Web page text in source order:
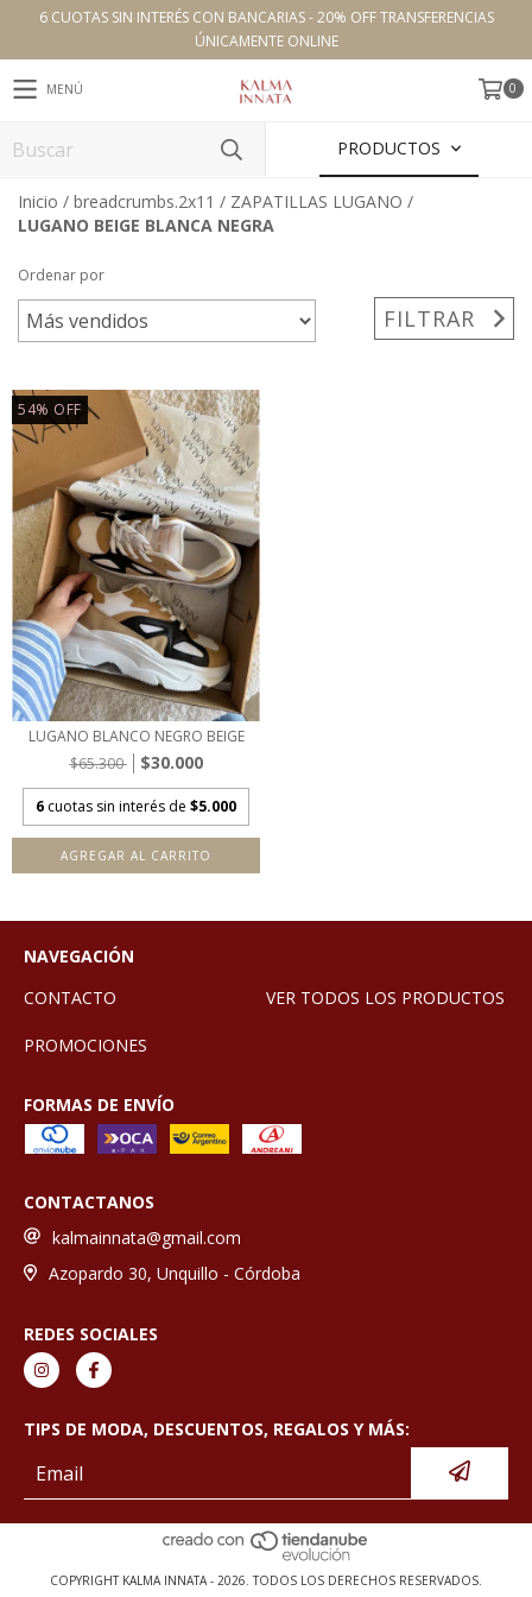
6 CUOTAS SIN INTERÉS CON BANCARIAS - 20% OFF TRANSFERENCIAS
ÚNICAMENTE ONLINE
MENÚ 0
PRODUCTOS
Inicio / breadcrumbs.2x11 / ZAPATILLAS LUGANO /
LUGANO BEIGE BLANCA NEGRA
Ordenar por
FILTRAR
54% OFF
LUGANO BLANCO NEGRO BEIGE
$65.300
$30.000
6 cuotas sin interés de $5.000
AGREGAR AL CARRITO
NAVEGACIÓN
CONTACTO
VER TODOS LOS PRODUCTOS
PROMOCIONES
FORMAS DE ENVÍO
CONTACTANOS
kalmainnata@gmail.com
Azopardo 30, Unquillo - Córdoba
REDES SOCIALES
TIPS DE MODA, DESCUENTOS, REGALOS Y MÁS:
COPYRIGHT KALMA INNATA - 2026. TODOS LOS DERECHOS RESERVADOS.